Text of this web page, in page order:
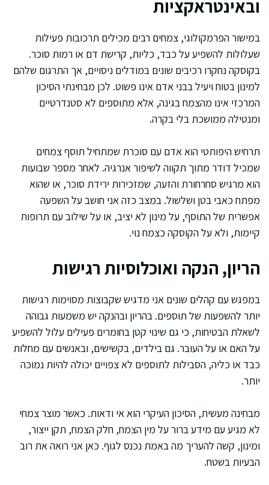
ובאינטראקציות
במישור הפרמקולוגי, צמחים רבים מכילים תרכובות פעילות
שעלולות להשפיע על כבד, כליות, קרישת דם או רמות סוכר.
בקוסקה נחקרו רכיבים שונים במודלים ניסויים, אך התרגום שלהם
למינון בטוח ויעיל בבני אדם אינו פשוט. לכן מבחינתי הסיכון
המרכזי אינו מהצמח בגינה, אלא מתוספים לא סטנדרטיים
ומנטילה ממושכת בלי בקרה.
תרחיש היפותטי הוא אדם עם סוכרת שמתחיל תוסף צמחים
שמכיל דודר מתוך תקווה לשיפור אנרגיה. לאחר מספר שבועות
הוא מרגיש סחרחורת והזעה, שמזכירות ירידת סוכר, או שהוא
מפתח כאבי בטן ושלשול. במצב כזה אני חושב על השפעה
אפשרית של התוסף, על מינון לא יציב, או על שילוב עם תרופות
קיימות, ולא על הקוסקה כצמח נוי.
הריון, הנקה ואוכלוסיות רגישות
במפגש עם קהלים שונים אני מדגיש שקבוצות מסוימות רגישות
יותר להשפעות של תוספים. בהריון ובהנקה יש משמעות גבוהה
לשאלת הבטיחות, כי גם שינוי קטן בחומרים פעילים עלול להשפיע
על האם או על העובר. גם בילדים, בקשישים, ובאנשים עם מחלות
כבד או כליה, הסבילות לתוספים לא צפויים יכולה להיות נמוכה
יותר.
מבחינה מעשית, הסיכון העיקרי הוא אי ודאות. כאשר מוצר צמחי
לא מגיע עם מידע ברור על מין הצמח, חלק הצמח, תקן ייצור,
ומינון, קשה להעריך מה באמת נכנס לגוף. כאן אני רואה את רוב
הבעיות בשטח.